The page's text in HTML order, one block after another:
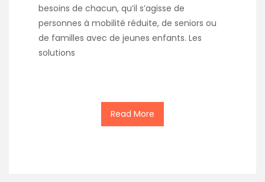
besoins de chacun, qu’il s’agisse de
personnes à mobilité réduite, de seniors ou
de familles avec de jeunes enfants. Les
solutions
Read More